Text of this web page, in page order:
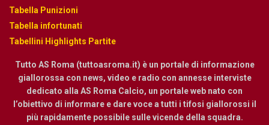
Tabella Punizioni
Tabella infortunati
Tabellini Highlights Partite
Tutto AS Roma (tuttoasroma.it) è un portale di informazione
giallorossa con news, video e radio con annesse interviste
dedicato alla AS Roma Calcio, un portale web nato con
l’obiettivo di informare e dare voce a tutti i tifosi giallorossi il
più rapidamente possibile sulle vicende della squadra.